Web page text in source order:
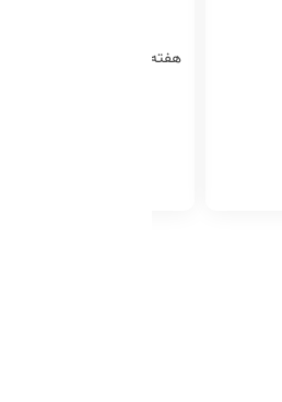
هفته چهلم بارداری